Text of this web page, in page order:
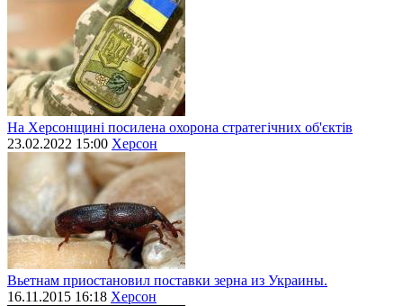
На Херсонщині посилена охорона стратегічних об'єктів
23.02.2022 15:00 Херсон
Вьетнам приостановил поставки зерна из Украины.
16.11.2015 16:18 Херсон